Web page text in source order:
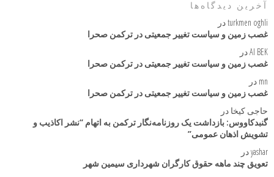
آخرین دیدگاه‌ها
turkmen oghliدر
غصب زمین و سیاست تغییر جمعیتی در ترکمن صحرا
AI BEKدر
غصب زمین و سیاست تغییر جمعیتی در ترکمن صحرا
mn در
غصب زمین و سیاست تغییر جمعیتی در ترکمن صحرا
حاجی کیخا در
گنبدکاووس: بازداشت یک روزنامه‌نگار ترکمن به اتهام “نشر اکاذیب و
تشویش اذهان عمومی”
yasharدر
تعویق چند ماهه حقوق کارگران شهرداری سیمین شهر